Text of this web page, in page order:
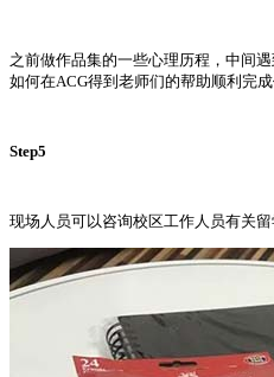
之前做作品集的一些心理历程，中间
如何在ACG得到老师们的帮助顺利完
Step5
现场人员可以咨询校区工作人员有关